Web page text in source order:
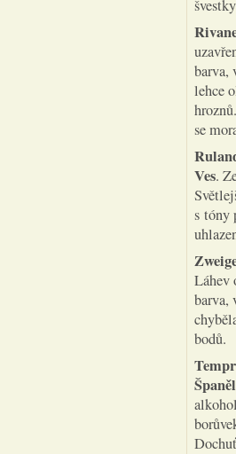
barva,
lehce
se
Ves.
s tóny
Láhev
barva,
bodů.